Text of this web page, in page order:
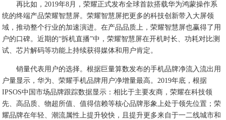
再比如，2019年8月，荣耀正式发布全球首款搭载华为鸿蒙操作系
统的终端产品荣耀智慧屏。荣耀智慧屏把更多的科技创新带入大屏领
域，推动整个行业的加速演进。在产品品质上，荣耀智慧屏也赢得了用
户的口碑。近期的“拆机直播”中，荣耀智慧屏在开机时长、功耗对比测
试、芯片解码等功能上持续获得媒体和用户肯定。
销量代表用户的选择。根据巨量算数发布的手机品牌净流入流出用
户量显示，华为、荣耀手机品牌用户净增量最高。2019年底，根据
IPSOS中国市场品牌跟踪数据显示：相比于主要友商，荣耀在科技领
先、高品质、物超所值、值得信赖等核心品牌形象上处于领先位置；荣
耀品牌在年轻、潮流属性上提升较快，且提升更多来自于一二线城市和